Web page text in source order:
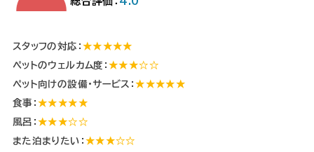
スタッフの対応： ★★★★★
ペットのウェルカム度：★★★☆☆
ペット向けの設備・サービス：★★★★★
食事：★★★★★
風呂：★★★☆☆
また泊まりたい： ★★★☆☆